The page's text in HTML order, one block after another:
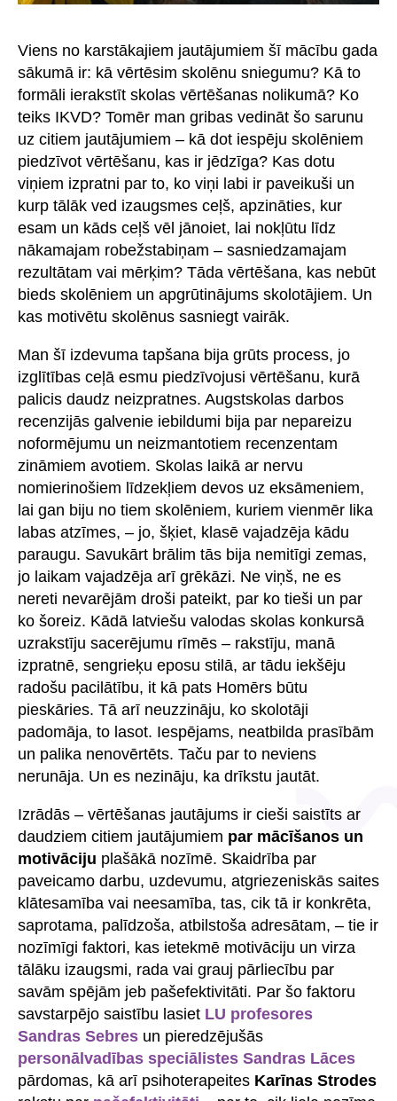
Viens no karstākajiem jautājumiem šī mācību gada
sākumā ir: kā vērtēsim skolēnu sniegumu? Kā to
formāli ierakstīt skolas vērtēšanas nolikumā? Ko
teiks IKVD? Tomēr man gribas vedināt šo sarunu
uz citiem jautājumiem – kā dot iespēju skolēniem
piedzīvot vērtēšanu, kas ir jēdzīga? Kas dotu
viņiem izpratni par to, ko viņi labi ir paveikuši un
kurp tālāk ved izaugsmes ceļš, apzināties, kur
esam un kāds ceļš vēl jānoiet, lai nokļūtu līdz
nākamajam robežstabiņam – sasniedzamajam
rezultātam vai mērķim? Tāda vērtēšana, kas nebūt
bieds skolēniem un apgrūtinājums skolotājiem. Un
kas motivētu skolēnus sasniegt vairāk.
Man šī izdevuma tapšana bija grūts process, jo
izglītības ceļā esmu piedzīvojusi vērtēšanu, kurā
palicis daudz neizpratnes. Augstskolas darbos
recenzijās galvenie iebildumi bija par nepareizu
noformējumu un neizmantotiem recenzentam
zināmiem avotiem. Skolas laikā ar nervu
nomierinošiem līdzekļiem devos uz eksāmeniem,
lai gan biju no tiem skolēniem, kuriem vienmēr lika
labas atzīmes, – jo, šķiet, klasē vajadzēja kādu
paraugu. Savukārt brālim tās bija nemitīgi zemas,
jo laikam vajadzēja arī grēkāzi. Ne viņš, ne es
nereti nevarējām droši pateikt, par ko tieši un par
ko šoreiz. Kādā latviešu valodas skolas konkursā
uzrakstīju sacerējumu rīmēs – rakstīju, manā
izpratnē, sengrieķu eposu stilā, ar tādu iekšēju
radošu pacilātību, it kā pats Homērs būtu
pieskāries. Tā arī neuzzināju, ko skolotāji
padomāja, to lasot. Iespējams, neatbilda prasībām
un palika nenovērtēts. Taču par to neviens
nerunāja. Un es nezināju, ka drīkstu jautāt.
Izrādās – vērtēšanas jautājums ir cieši saistīts ar
daudziem citiem jautājumiem par mācīšanos un
motivāciju plašākā nozīmē. Skaidrība par
paveicamo darbu, uzdevumu, atgriezeniskās saites
klātesamība vai neesamība, tas, cik tā ir konkrēta,
saprotama, palīdzoša, atbilstoša adresātam, – tie ir
nozīmīgi faktori, kas ietekmē motivāciju un virza
tālāku izaugsmi, rada vai grauj pārliecību par
savām spējām jeb pašefektivitāti. Par šo faktoru
savstarpējo saistību lasiet LU profesores
Sandras Sebres un pieredzējušās
personālvadības speciālistes Sandras Lāces
pārdomas, kā arī psihoterapeites Karīnas Strodes